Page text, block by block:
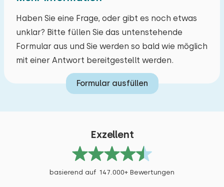
Haben Sie eine Frage, oder gibt es noch etwas
unklar? Bitte füllen Sie das untenstehende
Formular aus und Sie werden so bald wie möglich
mit einer Antwort bereitgestellt werden.
Formular ausfüllen
Exzellent
basierend auf 147.000+ Bewertungen